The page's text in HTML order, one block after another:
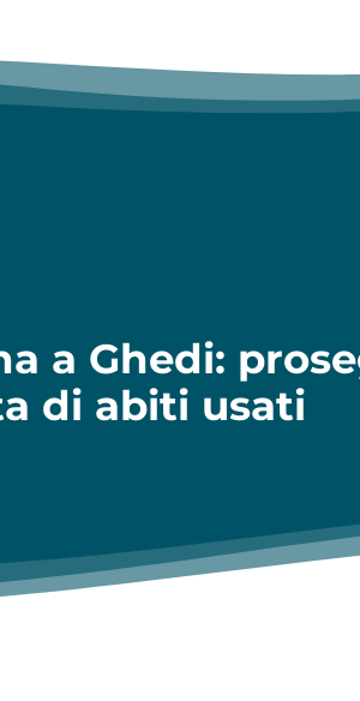
a Ghedi:
di abiti usati